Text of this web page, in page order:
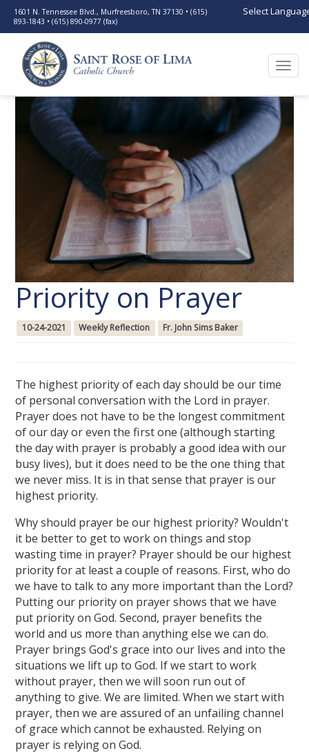
1601 N. Tennessee Blvd., Murfreesboro, TN 37130 • (615)
893-1843 • (615) 890-0977 (fax)
Select
Priority on Prayer
10-24-2021 Weekly Reflection Fr. John Sims Baker
The highest priority of each day should be our time
of personal conversation with the Lord in prayer.
Prayer does not have to be the longest commitment
of our day or even the first one (although starting
the day with prayer is probably a good idea with our
busy lives), but it does need to be the one thing that
we never miss. It is in that sense that prayer is our
highest priority.
Why should prayer be our highest priority? Wouldn't
it be better to get to work on things and stop
wasting time in prayer? Prayer should be our highest
priority for at least a couple of reasons. First, who do
we have to talk to any more important than the Lord?
Putting our priority on prayer shows that we have
put priority on God. Second, prayer benefits the
world and us more than anything else we can do.
Prayer brings God's grace into our lives and into the
situations we lift up to God. If we start to work
without prayer, then we will soon run out of
anything to give. We are limited. When we start with
prayer, then we are assured of an unfailing channel
of grace which cannot be exhausted. Relying on
prayer is relying on God.